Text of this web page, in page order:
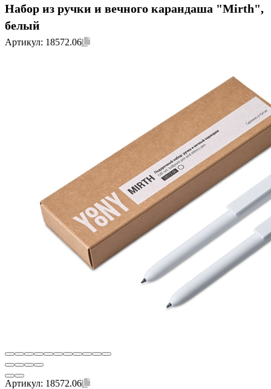
Набор из ручки и вечного карандаша "Mirth",
белый
Артикул: 18572.06
Артикул: 18572.06